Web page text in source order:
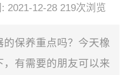
2021-12-28 219次浏览
保养重点吗？今天橡
有需要的朋友可以来